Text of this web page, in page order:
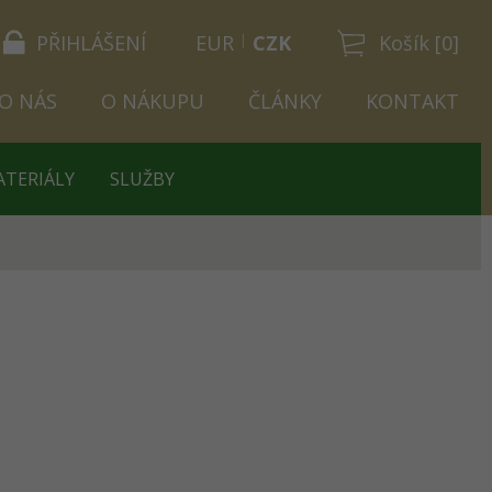
PŘIHLÁŠENÍ Košík [0]
EUR CZK
O NÁS O NÁKUPU ČLÁNKY KONTAKT
SLUŽBY